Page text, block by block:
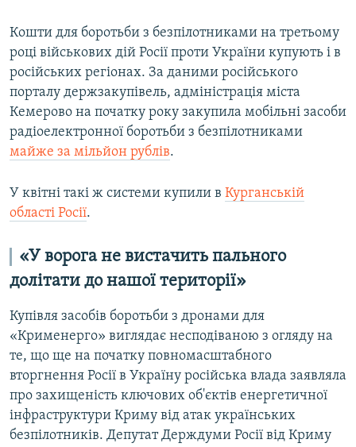
Кошти для боротьби з безпілотниками на третьому
році військових дій Росії проти України купують і в
російських регіонах. За даними російського
порталу держзакупівель, адміністрація міста
Кемерово на початку року закупила мобільні засоби
радіоелектронної боротьби з безпілотниками
майже за мільйон рублів.
У квітні такі ж системи купили в Курганській
області Росії.
«У ворога не вистачить пального
долітати до нашої території»
Купівля засобів боротьби з дронами для
«Крименерго» виглядає несподіваною з огляду на
те, що ще на початку повномасштабного
вторгнення Росії в Україну російська влада заявляла
про захищеність ключових об'єктів енергетичної
інфраструктури Криму від атак українських
безпілотників. Депутат Держдуми Росії від Криму